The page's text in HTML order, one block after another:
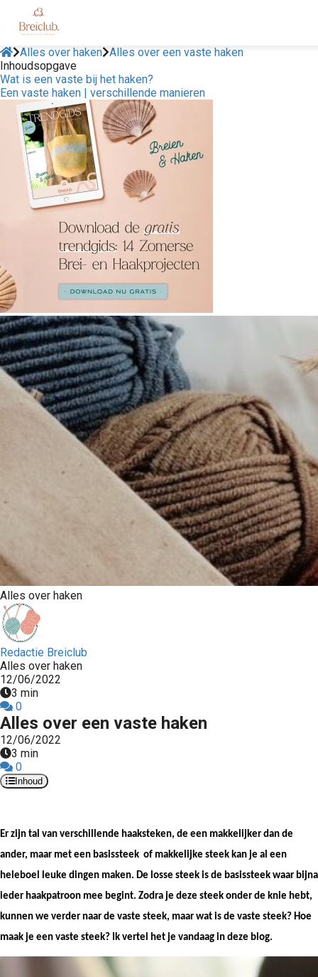
Alles over haken Alles over een vaste haken
Inhoudsopgave
Wat is een vaste bij het haken?
Een vaste haken | verschillende manieren
Alles over haken
Redactie Breiclub
Alles over haken
12/06/2022
3 min
0
Alles over een vaste haken
12/06/2022
3 min
0
Inhoud
Er zijn tal van verschillende haaksteken, de een makkelijker dan de
ander, maar met een basissteek  of makkelijke steek kan je al een
heleboel leuke dingen maken. De losse steek is de basissteek waar bijna
ieder haakpatroon mee begint. Zodra je deze steek onder de knie hebt,
kunnen we verder naar de vaste steek, maar wat is de vaste steek? Hoe
maak je een vaste steek? Ik vertel het je vandaag in deze blog.